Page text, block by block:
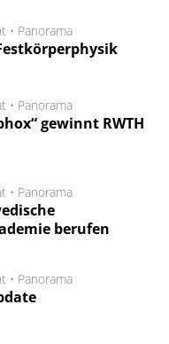
• Panorama
• Panorama
gewinnt RWTH
• Panorama
berufen
• Panorama